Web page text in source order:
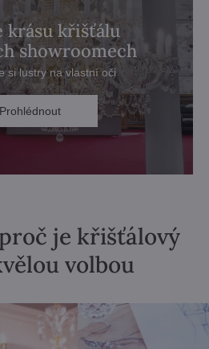
krásu křišťálu
showroomech
si lustry na vlastní oči
Prohlédnout
je křišťálový
volbou